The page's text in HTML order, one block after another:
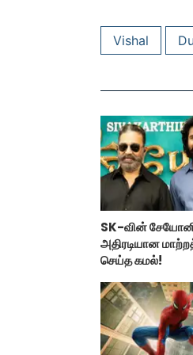
Vishal
SK-வின்
அதிரடியான
செய்த கமல்!